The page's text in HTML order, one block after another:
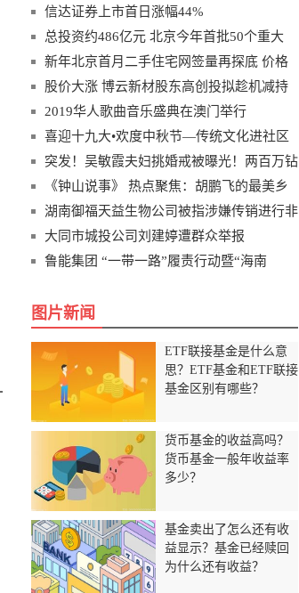
信达证券上市首日涨幅44%
总投资约486亿元 北京今年首批50个重大
新年北京首月二手住宅网签量再探底 价格
股价大涨 博云新材股东高创投拟趁机减持
2019华人歌曲音乐盛典在澳门举行
喜迎十九大•欢度中秋节—传统文化进社区
突发！吴敏霞夫妇挑婚戒被曝光！两百万钻
《钟山说事》 热点聚焦：胡鹏飞的最美乡
湖南御福天益生物公司被指涉嫌传销进行非
大同市城投公司刘建婷遭群众举报
鲁能集团 “一带一路”履责行动暨“海南
图片新闻
ETF联接基金是什么意
思？ETF基金和ETF联接
基金区别有哪些？
货币基金的收益高吗？
货币基金一般年收益率
多少？
基金卖出了怎么还有收
益显示？基金已经赎回
为什么还有收益？